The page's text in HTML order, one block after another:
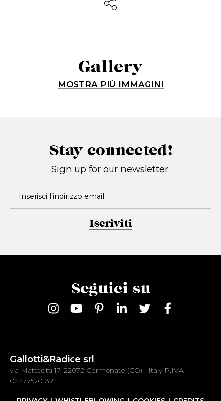
Gallery
MOSTRA PIÙ IMMAGINI
Stay connected!
Sign up for our newsletter.
Iscriviti
Seguici su
Gallotti&Radice srl
via Matteotti 17, 22072 Cermenate (CO) - Italy P.IVA
02277520132